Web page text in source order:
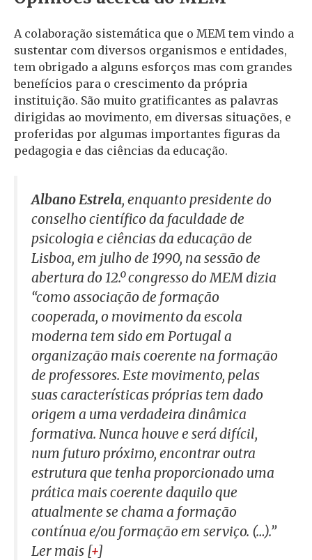
A colaboração sistemática que o MEM tem vindo a
sustentar com diversos organismos e entidades,
tem obrigado a alguns esforços mas com grandes
benefícios para o crescimento da própria
instituição. São muito gratificantes as palavras
dirigidas ao movimento, em diversas situações, e
proferidas por algumas importantes figuras da
pedagogia e das ciências da educação.
Albano Estrela, enquanto presidente do
conselho científico da faculdade de
psicologia e ciências da educação de
Lisboa, em julho de 1990, na sessão de
abertura do 12.º congresso do MEM dizia
“como associação de formação
cooperada, o movimento da escola
moderna tem sido em Portugal a
organização mais coerente na formação
de professores. Este movimento, pelas
suas características próprias tem dado
origem a uma verdadeira dinâmica
formativa. Nunca houve e será difícil,
num futuro próximo, encontrar outra
estrutura que tenha proporcionado uma
prática mais coerente daquilo que
atualmente se chama a formação
contínua e/ou formação em serviço. (…).”
Ler mais [+]